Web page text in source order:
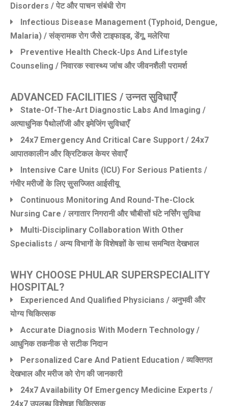
Disorders / पेट और पाचन संबंधी रोग
Infectious Disease Management (Typhoid, Dengue,
Malaria) / संक्रामक रोग जैसे टाइफाइड, डेंगू, मलेरिया
Preventive Health Check-Ups And Lifestyle
Counseling / निवारक स्वास्थ्य जांच और जीवनशैली परामर्श
ADVANCED FACILITIES / उन्नत सुविधाएँ
State-Of-The-Art Diagnostic Labs And Imaging /
अत्याधुनिक पैथोलॉजी और इमेजिंग सुविधाएँ
24x7 Emergency And Critical Care Support / 24x7
आपातकालीन और क्रिटिकल केयर सेवाएँ
Intensive Care Units (ICU) For Serious Patients /
गंभीर मरीजों के लिए सुसज्जित आईसीयू
Continuous Monitoring And Round-The-Clock
Nursing Care / लगातार निगरानी और चौबीसों घंटे नर्सिंग सुविधा
Multi-Disciplinary Collaboration With Other
Specialists / अन्य विभागों के विशेषज्ञों के साथ समन्वित देखभाल
WHY CHOOSE PHULAR SUPERSPECIALITY
HOSPITAL?
Experienced And Qualified Physicians / अनुभवी और
योग्य चिकित्सक
Accurate Diagnosis With Modern Technology /
आधुनिक तकनीक से सटीक निदान
Personalized Care And Patient Education / व्यक्तिगत
देखभाल और मरीज को रोग की जानकारी
24x7 Availability Of Emergency Medicine Experts /
24x7 उपलब्ध विशेषज्ञ चिकित्सक